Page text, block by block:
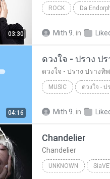
03:30
ROCK Da
Mith 9. in
04:16
ดวงใจ - ปราง ป
ดวงใจ - ปราง ปรางทิ
MUSIC
Mith 9. in
Chandelier
Chandelier
UNKNOWN